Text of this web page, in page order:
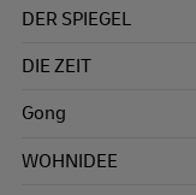
DER SPIEGEL
DIE ZEIT
Gong
WOHNIDEE